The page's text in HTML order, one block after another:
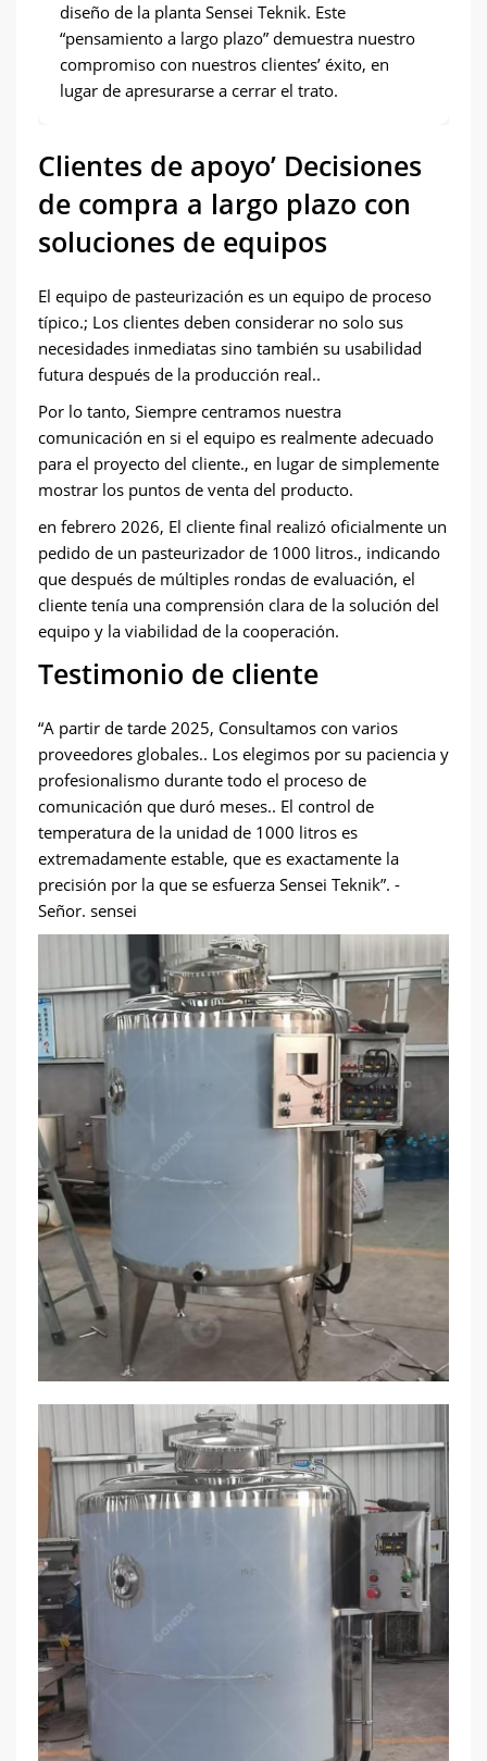
diseño de la planta Sensei Teknik. Este
“pensamiento a largo plazo” demuestra nuestro
compromiso con nuestros clientes’ éxito, en
lugar de apresurarse a cerrar el trato.
Clientes de apoyo’ Decisiones
de compra a largo plazo con
soluciones de equipos
El equipo de pasteurización es un equipo de proceso
típico.; Los clientes deben considerar no solo sus
necesidades inmediatas sino también su usabilidad
futura después de la producción real..
Por lo tanto, Siempre centramos nuestra
comunicación en si el equipo es realmente adecuado
para el proyecto del cliente., en lugar de simplemente
mostrar los puntos de venta del producto.
en febrero 2026, El cliente final realizó oficialmente un
pedido de un pasteurizador de 1000 litros., indicando
que después de múltiples rondas de evaluación, el
cliente tenía una comprensión clara de la solución del
equipo y la viabilidad de la cooperación.
Testimonio de cliente
“A partir de tarde 2025, Consultamos con varios
proveedores globales.. Los elegimos por su paciencia y
profesionalismo durante todo el proceso de
comunicación que duró meses.. El control de
temperatura de la unidad de 1000 litros es
extremadamente estable, que es exactamente la
precisión por la que se esfuerza Sensei Teknik”. -
Señor. sensei